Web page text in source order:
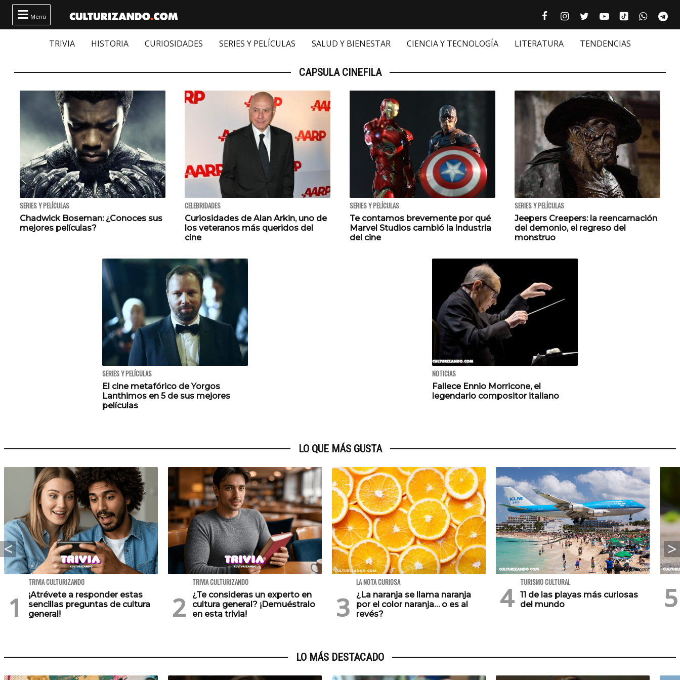
 Menú  Facebook culturizando.com |
 Instagram
 Twitter
 Youtube
Tiktok
 
TRIVIA HISTORIA CURIOSIDADES SERIES Y PELÍCULAS SALUD Y BIENESTAR CIENCIA Y TECNOLOGÍA LITERATURA TENDENCIAS
CAPSULA CINEFILA
SERIES Y PELÍCULAS
Chadwick Boseman: ¿Conoces sus
mejores películas?
CELEBRIDADES
Curiosidades de Alan Arkin, uno de
los veteranos más queridos del
cine
SERIES Y PELÍCULAS
Te contamos brevemente por qué
Marvel Studios cambió la industria
del cine
SERIES Y PELÍCULAS
Jeepers Creepers: la reencarnación
del demonio, el regreso del
monstruo
SERIES Y PELÍCULAS
El cine metafórico de Yorgos
Lanthimos en 5 de sus mejores
películas
NOTICIAS
Fallece Ennio Morricone, el
legendario compositor italiano
LO QUE MÁS GUSTA
TRIVIA CULTURIZANDO
¡Atrévete a responder estas
sencillas preguntas de cultura
general!
TRIVIA CULTURIZANDO
¿Te consideras un experto en
cultura general? ¡Demuéstralo
en esta trivia!
LA NOTA CURIOSA
¿La naranja se llama naranja
por el color naranja… o es al
revés?
TURISMO CULTURAL
11 de las playas más curiosas
del mundo
LO MÁS DESTACADO